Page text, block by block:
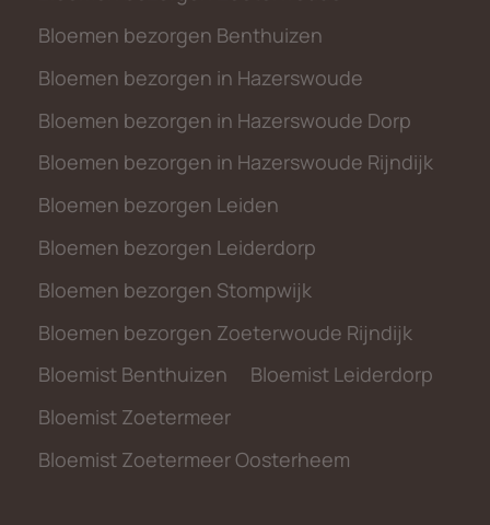
Bloemen bezorgen Benthuizen
Bloemen bezorgen in Hazerswoude
Bloemen bezorgen in Hazerswoude Dorp
Bloemen bezorgen in Hazerswoude Rijndijk
Bloemen bezorgen Leiden
Bloemen bezorgen Leiderdorp
Bloemen bezorgen Stompwijk
Bloemen bezorgen Zoeterwoude Rijndijk
Bloemist Benthuizen
Bloemist Leiderdorp
Bloemist Zoetermeer
Bloemist Zoetermeer Oosterheem